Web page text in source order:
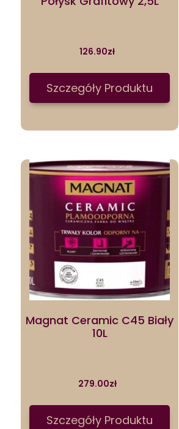
126.90zł
Szczegóły Produktu
Magnat Ceramic C45 Biały
10L
279.00zł
Szczegóły Produktu